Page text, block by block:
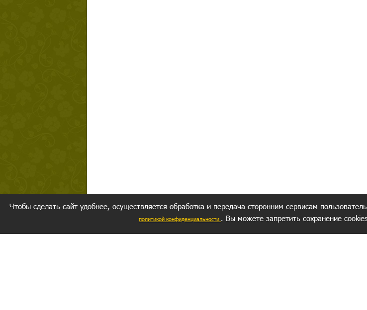
Чтобы сделать сайт удобнее, осуществляется обработка и передача сторонним сервисам
политикой конфиденциальности . Вы можете запретить сохранение